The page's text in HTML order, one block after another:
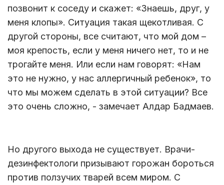
позвонит к соседу и скажет: «Знаешь, друг, у
меня клопы». Ситуация такая щекотливая. С
другой стороны, все считают, что мой дом –
моя крепость, если у меня ничего нет, то и не
трогайте меня. Или если нам говорят: «Нам
это не нужно, у нас аллергичный ребенок», то
что мы можем сделать в этой ситуации? Все
это очень сложно, - замечает Алдар Бадмаев.
Но другого выхода не существует. Врачи-
дезинфектологи призывают горожан бороться
против ползучих тварей всем миром. С